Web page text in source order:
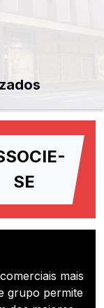
SE
mais
grupo permite